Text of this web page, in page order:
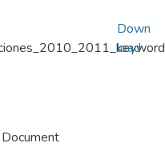
Down
load